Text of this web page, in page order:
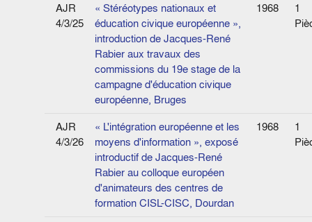
AJR
4/3/25
« Stéréotypes nationaux et
éducation civique européenne »,
introduction de Jacques-René
Rabier aux travaux des
commissions du 19e stage de la
campagne d'éducation civique
européenne, Bruges
1968
1
AJR
4/3/26
« L'intégration européenne et les
moyens d'information », exposé
introductif de Jacques-René
Rabier au colloque européen
d'animateurs des centres de
formation CISL-CISC, Dourdan
1968
1